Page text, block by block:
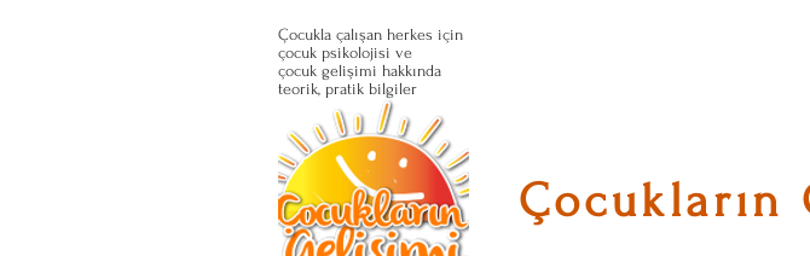
Çocukla çalışan herkes için
çocuk psikolojisi ve
çocuk gelişimi hakkında
teorik, pratik bilgiler
Çocukların